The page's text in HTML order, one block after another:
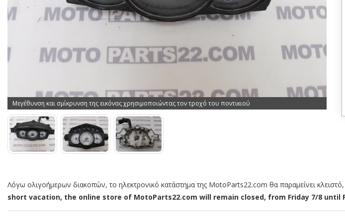
Μεγέθυνση και σμίκρυνση της εικόνας χρησιμοποιώντας τον τροχό του ποντικιού
Λόγω ολιγοήμερων διακοπών, το ηλεκτρονικό κατάστημα της MotoParts22.com θα παραμείνει
short vacation, the online store of MotoParts22.com will remain closed, from Friday 7/8 until